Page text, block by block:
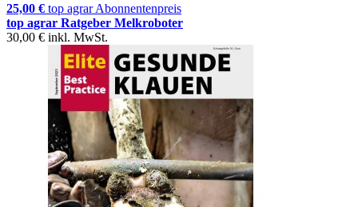
25,00 € top agrar Abonnentenpreis
top agrar Ratgeber Melkroboter
30,00 € inkl. MwSt.